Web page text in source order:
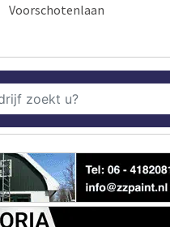
Voorschotenlaan